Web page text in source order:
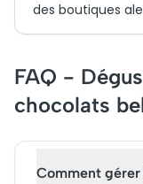
des boutiques
FAQ -
chocolats
Comment gérer